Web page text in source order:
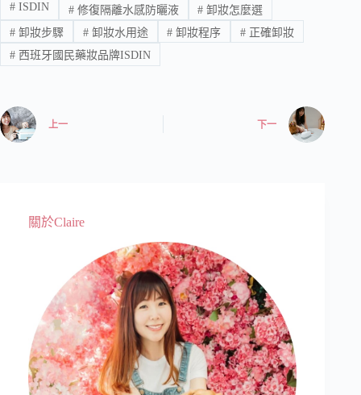
#ISDIN #修復隔離水感防曬液 # 卸妝怎麼選
#卸妝步驟 #卸妝水用途 # 卸妝程序 # 正確卸妝
#西班牙國民藥妝品牌ISDIN
上一 下一
關於Claire